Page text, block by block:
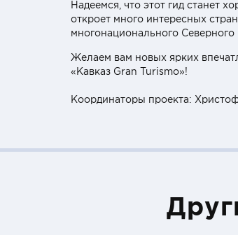
Надеемся, что этот гид станет
откроет много интересных
многонационального Северного
Желаем вам новых ярких
«Кавказ Gran Turismo»!
Координаторы проекта: